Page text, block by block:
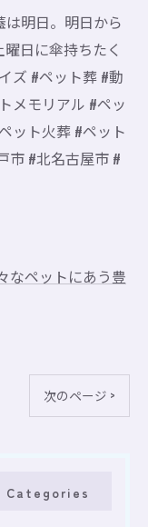
明日。明日から
日に傘持ちたく
ズ #ペット葬 #動
メモリアル #ペッ
ット火葬 #ペット
市 #北名古屋市 #
なペットにあう豊
次のページ >
Categories